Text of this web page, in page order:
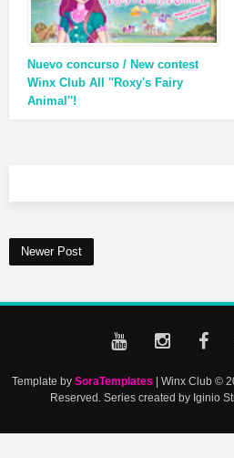
Nuevo concurso / New contest
Winx Club All ''Roxy's Fairy
Animal''!
Newer Post
Template by SoraTemplates | Winx Club ©
Reserved. Series created by Iginio